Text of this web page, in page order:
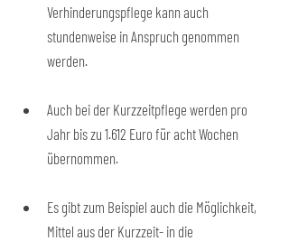
Verhinderungspflege kann auch
stundenweise in Anspruch genommen
werden.
Auch bei der Kurzzeitpflege werden pro
Jahr bis zu 1.612 Euro für acht Wochen
übernommen.
Es gibt zum Beispiel auch die Möglichkeit,
Mittel aus der Kurzzeit- in die